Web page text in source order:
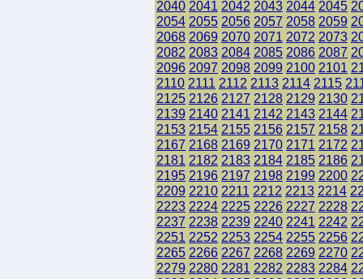
2040 2041 2042 2043 2044 2045
2054 2055 2056 2057 2058 2059
2068 2069 2070 2071 2072 2073
2082 2083 2084 2085 2086 2087
2096 2097 2098 2099 2100 2101
2110 2111 2112 2113 2114 2115
2125 2126 2127 2128 2129 2130
2139 2140 2141 2142 2143 2144
2153 2154 2155 2156 2157 2158
2167 2168 2169 2170 2171 2172
2181 2182 2183 2184 2185 2186
2195 2196 2197 2198 2199 2200
2209 2210 2211 2212 2213 2214
2223 2224 2225 2226 2227 2228
2237 2238 2239 2240 2241 2242
2251 2252 2253 2254 2255 2256
2265 2266 2267 2268 2269 2270
2279 2280 2281 2282 2283 2284